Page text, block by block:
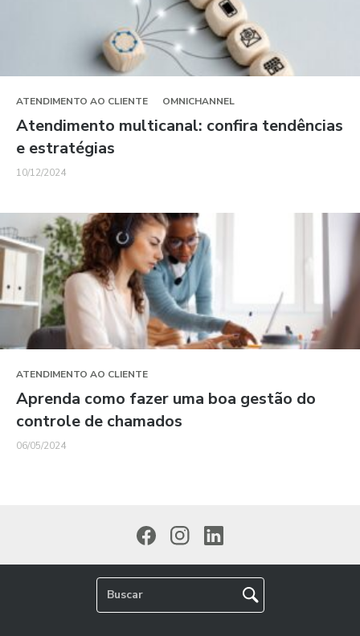
ATENDIMENTO AO CLIENTE OMNICHANNEL
Atendimento multicanal: confira tendências
e estratégias
10/12/2024
ATENDIMENTO AO CLIENTE
Aprenda como fazer uma boa gestão do
controle de chamados
06/05/2024